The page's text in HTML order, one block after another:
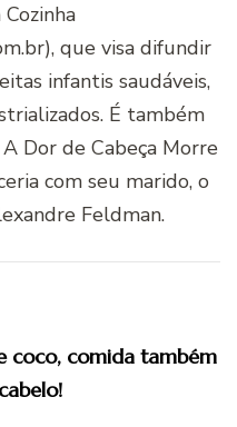
Cozinha
que visa difundir
infantis saudáveis,
É também
Dor de Cabeça Morre
com seu marido, o
Feldman.
coco, comida também